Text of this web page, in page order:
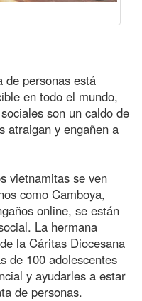
de personas está
en todo el mundo,
son un caldo de
atraigan y engañen a
vietnamitas se ven
como Camboya,
online, se están
La hermana
la Cáritas Diocesana
de 100 adolescentes
y ayudarles a estar
de personas.